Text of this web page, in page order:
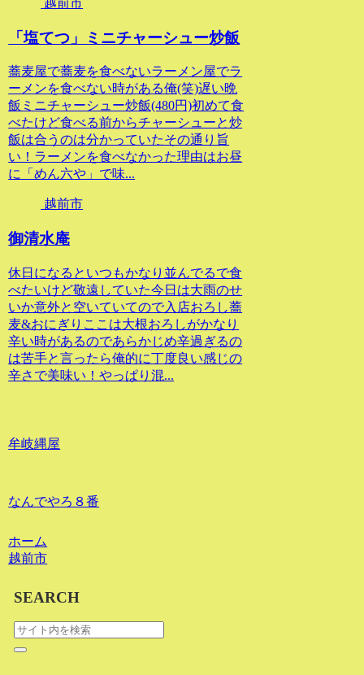
「塩てつ」ミニチャーシュー炒飯
蕎麦屋で蕎麦を食べないラーメン屋でラ
ーメンを食べない時がある俺(笑)遅い晩
飯ミニチャーシュー炒飯(480円)初めて食
べたけど食べる前からチャーシューと炒
飯は合うのは分かっていたその通り旨
い！ラーメンを食べなかった理由はお昼
に「めん六や」で味...
越前市
御清水庵
休日になるといつもかなり並んでるで食
べたいけど敬遠していた今日は大雨のせ
いか意外と空いていてので入店おろし蕎
麦&おにぎりここは大根おろしがかなり
辛い時があるのであらかじめ辛過ぎるの
は苦手と言ったら俺的に丁度良い感じの
辛さで美味い！やっぱり混...
牟岐縄屋
なんでやろ８番
ホーム
越前市
SEARCH